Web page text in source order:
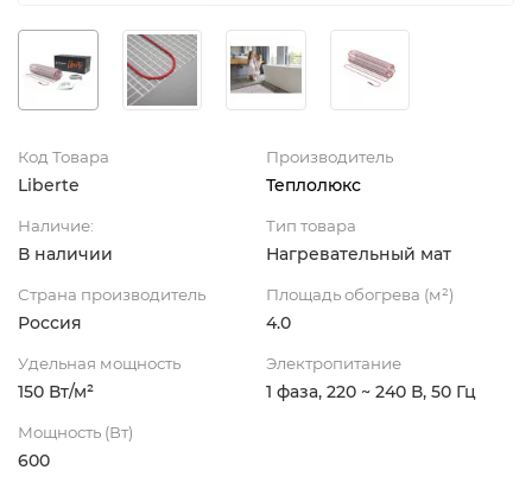
Код Товара
Liberte
Производитель
Теплолюкс
Наличие:
В наличии
Тип товара
Нагревательный мат
Страна производитель
Россия
Площадь обогрева (м²)
4.0
Удельная мощность
150 Вт/м²
Электропитание
1 фаза, 220 ~ 240 В, 50 Гц
Мощность (Вт)
600